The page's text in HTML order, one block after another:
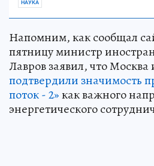
НАУКА
Напомним, как сообщал
пятницу министр
Лавров заявил, что
подтвердили значимость
поток - 2»как важного
энергетического